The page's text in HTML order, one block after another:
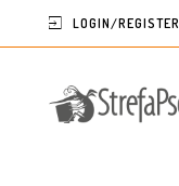
LOGIN/REGISTER